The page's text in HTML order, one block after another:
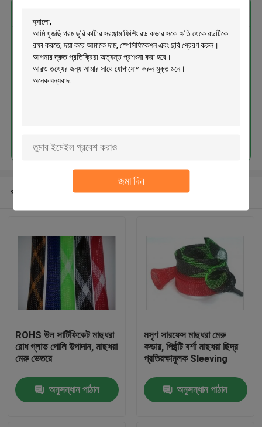
জমা দিন
গরম ছুরি কাটার সরঞ্জাম ফিশিং রড কভার সকে
ক্ষতি থেকে রডটিকে রক্ষা করতে
প্রস্তাবিত পণ্য
ROHS উল সার্টিফিকেট মাছধরা
রোধ গ্লাভ পোলি উপাদান, মাছধরা
মেরু ভেতরে
অনুসন্ধান পাঠান
মসৃণ সারফেস মাছধরা মেরু
কভার, পিईটি বর্শা মাছধরা ছিদ্র
প্রতিরক্ষামূলক Sleeving
অনুসন্ধান পাঠান